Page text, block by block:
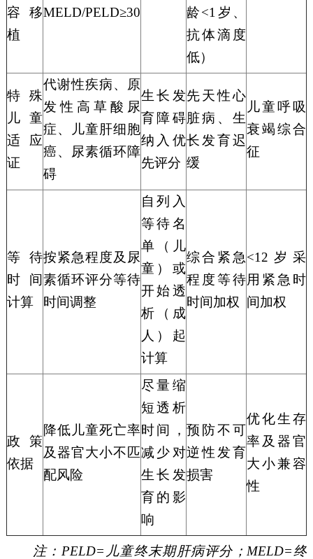
容移
植
MELD/PELD≥30 龄<1岁、
抗体滴度
低）
特殊
儿童
适应
证
代谢性疾病、原
发性高草酸尿
症、儿童肝细胞
癌、尿素循环障
碍
生长发
育障碍
纳入优
先评分
先天性心
脏病、生
长发育迟
缓
儿童呼吸
衰竭综合
征
等待
时间
计算
按紧急程度及尿
素循环评分等待
时间调整
自列入
等待名
单（儿
童）或
开始透
析（成
人）起
计算
综合紧急
程度等待
时间加权
<12岁采
用紧急时
间加权
政策
依据
降低儿童死亡率
及器官大小不匹
配风险
尽量缩
短透析
时间，
减少对
生长发
育的影
响
预防不可
逆性发育
损害
优化生存
率及 器官
大小兼容
性
注： PELD=儿童终末期肝病评分；MELD=终